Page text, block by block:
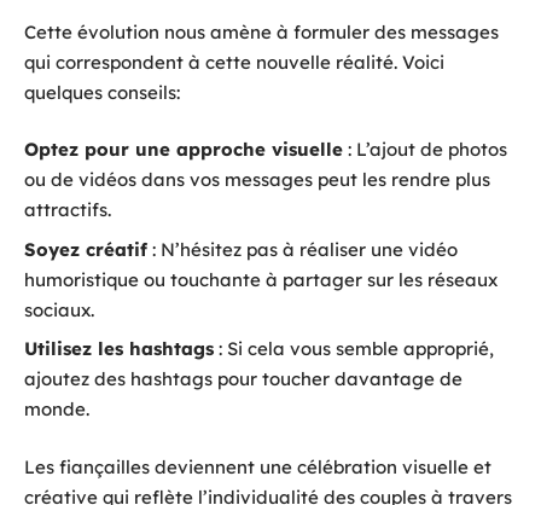
Cette évolution nous amène à formuler des messages
qui correspondent à cette nouvelle réalité. Voici
quelques conseils:
Optez pour une approche visuelle : L’ajout de photos
ou de vidéos dans vos messages peut les rendre plus
attractifs.
Soyez créatif : N’hésitez pas à réaliser une vidéo
humoristique ou touchante à partager sur les réseaux
sociaux.
Utilisez les hashtags : Si cela vous semble approprié,
ajoutez des hashtags pour toucher davantage de
monde.
Les fiançailles deviennent une célébration visuelle et
créative qui reflète l’individualité des couples à travers